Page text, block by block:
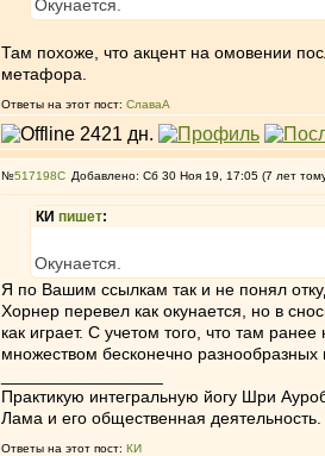
Окунается.
Там похоже, что акцент на омовении
метафора.
Ответы на этот пост: СлаваА
№517198 Добавлено: Сб 30 Ноя 19, 17:05 (7 лет
КИ пишет:
Окунается.
Я по Вашим ссылкам так и не понял
Хорнер перевел как окунается, но в
как играет. С учетом того, что там
множеством бесконечно
Практикую интегральную йогу Шри
Лама и его общественная деятельность.
Ответы на этот пост: КИ